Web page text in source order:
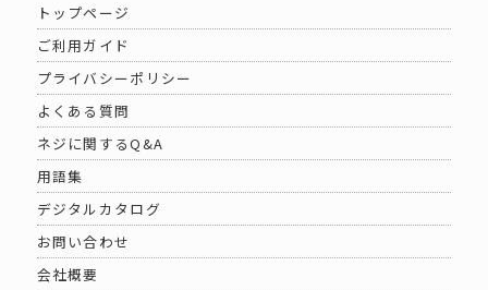
トップページ
ご利用ガイド
プライバシーポリシー
よくある質問
ネジに関するQ&A
用語集
デジタルカタログ
お問い合わせ
会社概要